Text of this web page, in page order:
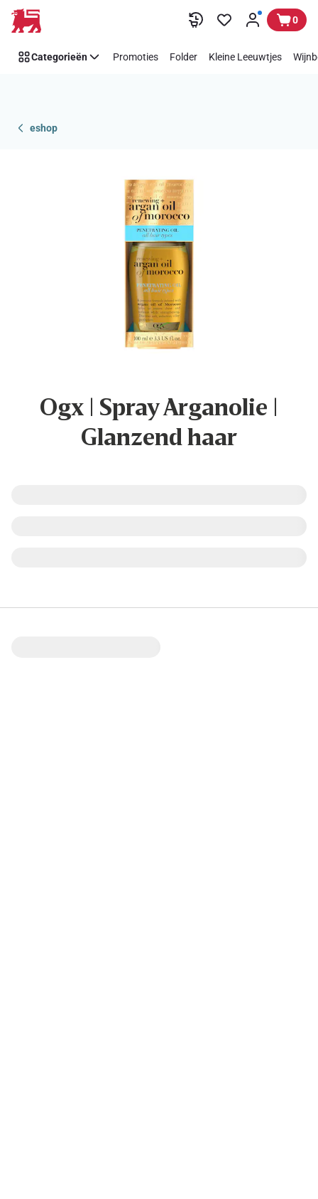
Overslaan 0
Categorieën Promoties Folder Kleine Leeuwtjes
eshop
Ogx | Spray Arganolie |
Glanzend haar